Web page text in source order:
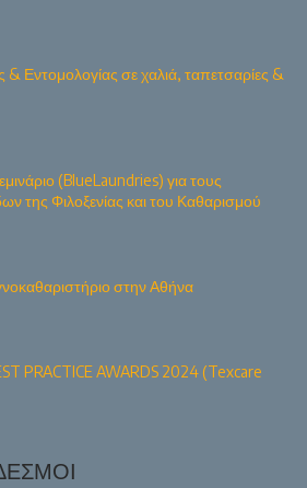
& Εντομολογίας σε χαλιά, ταπετσαρίες &
(BlueLaundries) για τους
της Φιλοξενίας και του Καθαρισμού
στην Αθήνα
PRACTICE AWARDS 2024 (Texcare